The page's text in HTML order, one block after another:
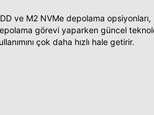
ve M2 NVMe depolama opsiyonları,
görevi yaparken güncel
çok daha hızlı hale getirir.